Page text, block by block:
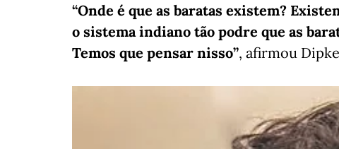
“Onde é que as baratas existem?
o sistema indiano tão podre que as
Temos que pensar nisso”, afirmou